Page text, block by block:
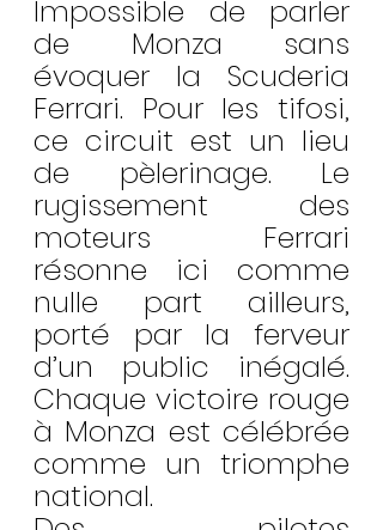
Impossible de parler
de Monza sans
évoquer la Scuderia
Ferrari. Pour les tifosi,
ce circuit est un lieu
de pèlerinage. Le
rugissement des
moteurs Ferrari
résonne ici comme
nulle part ailleurs,
porté par la ferveur
d’un public inégalé.
Chaque victoire rouge
à Monza est célébrée
comme un triomphe
national.